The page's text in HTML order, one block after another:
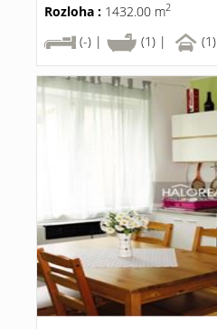
Rozloha : 1432.00 m2
(-) |
(1) | (1)